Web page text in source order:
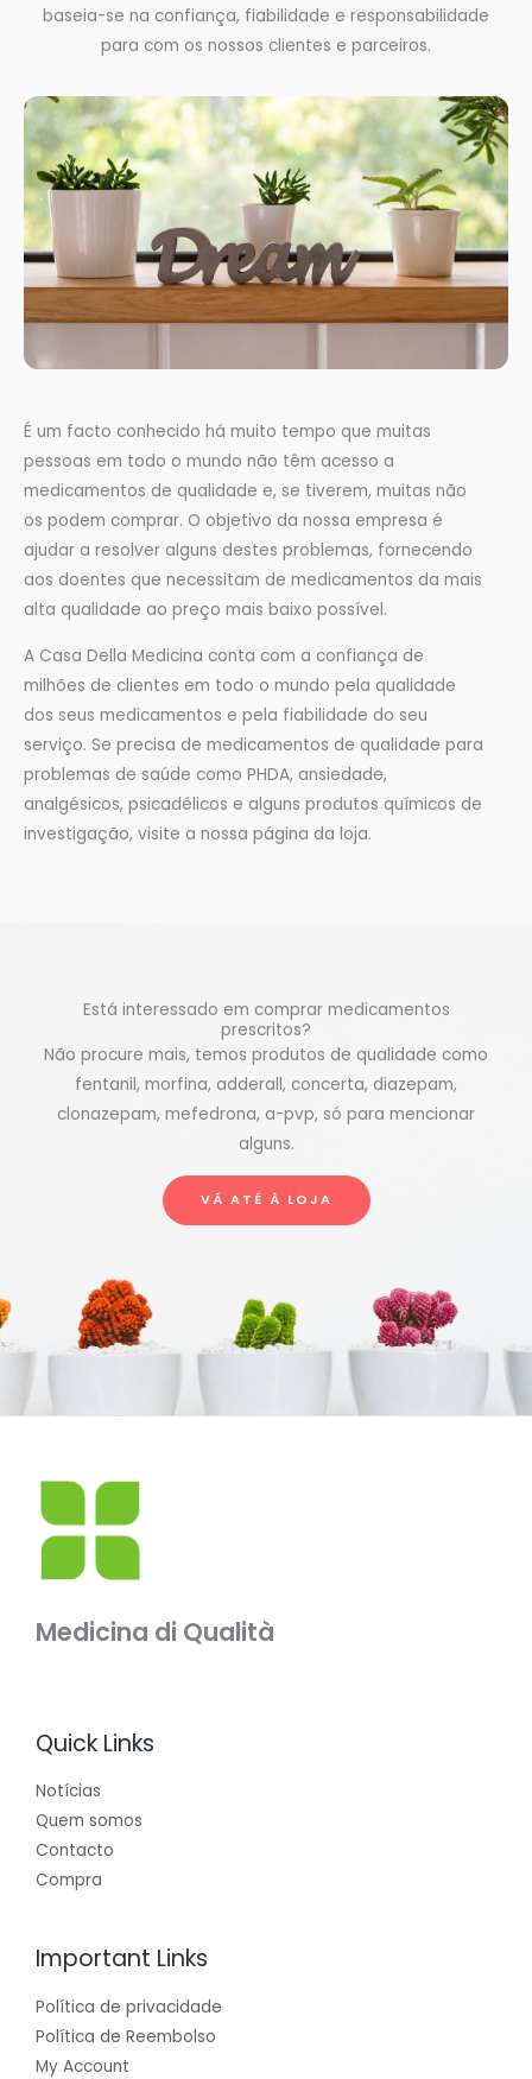
baseia-se na confiança, fiabilidade e responsabilidade
para com os nossos clientes e parceiros.
É um facto conhecido há muito tempo que muitas
pessoas em todo o mundo não têm acesso a
medicamentos de qualidade e, se tiverem, muitas não
os podem comprar. O objetivo da nossa empresa é
ajudar a resolver alguns destes problemas, fornecendo
aos doentes que necessitam de medicamentos da mais
alta qualidade ao preço mais baixo possível.
A Casa Della Medicina conta com a confiança de
milhões de clientes em todo o mundo pela qualidade
dos seus medicamentos e pela fiabilidade do seu
serviço. Se precisa de medicamentos de qualidade para
problemas de saúde como PHDA, ansiedade,
analgésicos, psicadélicos e alguns produtos químicos de
investigação, visite a nossa página da loja.
Está interessado em comprar medicamentos
prescritos?
Não procure mais, temos produtos de qualidade como
fentanil, morfina, adderall, concerta, diazepam,
clonazepam, mefedrona, a-pvp, só para mencionar
alguns.
VÁ ATÉ À LOJA
Medicina di Qualità
Quick Links
Notícias
Quem somos
Contacto
Compra
Important Links
Política de privacidade
Política de Reembolso
My Account